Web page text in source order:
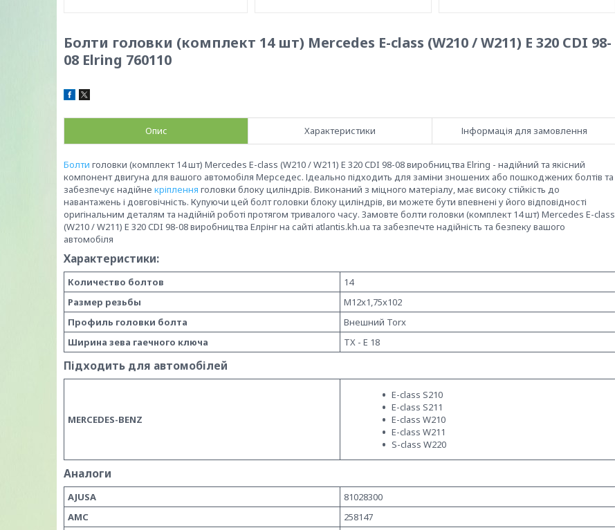
Болти головки (комплект 14 шт) Mercedes E-class (W210 / W211) E 320 CDI 98-
08 Elring 760110
Опис Характеристики Інформація для замовлення
Болти головки (комплект 14 шт) Mercedes E-class (W210 / W211) E 320 CDI 98-08 виробництва Elring - надійний та якісний
компонент двигуна для вашого автомобіля Мерседес. Ідеально підходить для заміни зношених або пошкоджених болтів та
забезпечує надійне кріплення головки блоку циліндрів. Виконаний з міцного матеріалу, має високу стійкість до
навантажень і довговічність. Купуючи цей болт головки блоку циліндрів, ви можете бути впевнені у його відповідності
оригінальним деталям та надійній роботі протягом тривалого часу. Замовте болти головки (комплект 14 шт) Mercedes E-class
(W210 / W211) E 320 CDI 98-08 виробництва Елрінг на сайті atlantis.kh.ua та забезпечте надійність та безпеку вашого
автомобіля
Характеристики:
Количество болтов
14
Размер резьбы
M12x1,75x102
Профиль головки болта
Внешний Torx
Ширина зева гаечного ключа
TX - E 18
Підходить для автомобілей
MERCEDES-BENZ
E-class S210
E-class S211
E-class W210
E-class W211
S-class W220
Аналоги
AJUSA
81028300
AMC
258147